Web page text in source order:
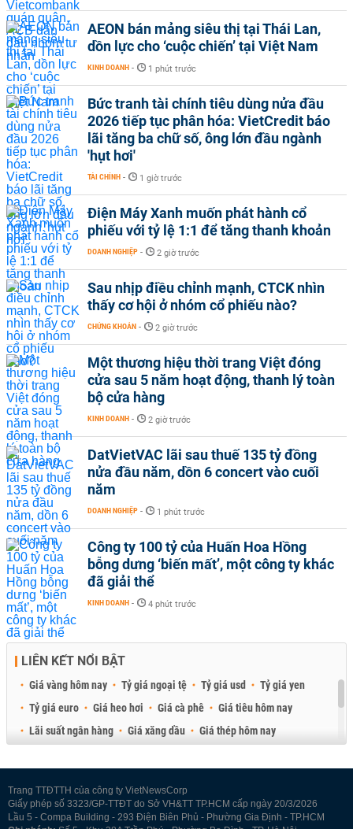
AEON bán mảng siêu thị tại Thái Lan,
dồn lực cho ‘cuộc chiến’ tại Việt Nam
KINH DOANH - 1 phút trước
Bức tranh tài chính tiêu dùng nửa đầu
2026 tiếp tục phân hóa: VietCredit báo
lãi tăng ba chữ số, ông lớn đầu ngành
'hụt hơi'
TÀI CHÍNH - 1 giờ trước
Điện Máy Xanh muốn phát hành cổ
phiếu với tỷ lệ 1:1 để tăng thanh khoản
DOANH NGHIỆP - 2 giờ trước
Sau nhịp điều chỉnh mạnh, CTCK nhìn
thấy cơ hội ở nhóm cổ phiếu nào?
CHỨNG KHOÁN - 2 giờ trước
Một thương hiệu thời trang Việt đóng
cửa sau 5 năm hoạt động, thanh lý toàn
bộ cửa hàng
KINH DOANH - 2 giờ trước
DatVietVAC lãi sau thuế 135 tỷ đồng
nửa đầu năm, dồn 6 concert vào cuối
năm
DOANH NGHIỆP - 1 phút trước
Công ty 100 tỷ của Huấn Hoa Hồng
bỗng dưng ‘biến mất’, một công ty khác
đã giải thể
KINH DOANH - 4 phút trước
LIÊN KẾT NỔI BẬT
Giá vàng hôm nay Tỷ giá ngoại tệ Tỷ giá usd
Tỷ giá yen
Tỷ giá euro
Giá heo hơi Giá cà phê
Giá tiêu hôm nay
Lãi suất ngân hàng
Giá xăng dầu
Giá thép hôm nay
Trang TTĐTTH của công ty VietNewsCorp
Giấy phép số 3323/GP-TTĐT do Sở VH&TT TP.HCM cấp ngày 20/3/2026
Lầu 5 - Compa Building - 293 Điện Biên Phủ - Phường Gia Định - TP.HCM